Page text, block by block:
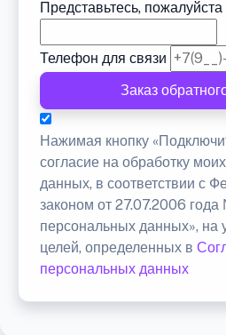
Представьтесь, пожалуйста
Телефон для связи
Заказ
Нажимая кнопку
согласие на обработку
данных, в соответствии с
законом от 27.07.2006
персональных данных», на
целей, определенных в
персональных данных